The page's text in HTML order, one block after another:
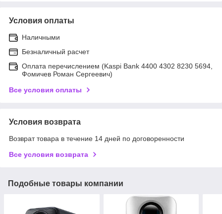
Условия оплаты
Наличными
Безналичный расчет
Оплата перечислением (Kaspi Bank 4400 4302 8230 5694,
Фомичев Роман Сергеевич)
Все условия оплаты
Условия возврата
Возврат товара в течение 14 дней по договоренности
Все условия возврата
Подобные товары компании